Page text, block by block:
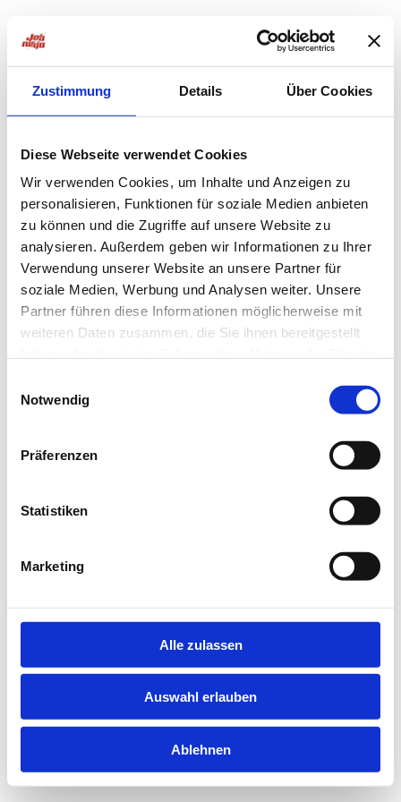
Zustimmung Details Über Cookies
Diese Webseite verwendet Cookies
Wir verwenden Cookies, um Inhalte und Anzeigen zu
personalisieren, Funktionen für soziale Medien anbieten
zu können und die Zugriffe auf unsere Website zu
analysieren. Außerdem geben wir Informationen zu Ihrer
Verwendung unserer Website an unsere Partner für
soziale Medien, Werbung und Analysen weiter. Unsere
Partner führen diese Informationen möglicherweise mit
weiteren Daten zusammen, die Sie ihnen bereitgestellt
Notwendig
Präferenzen
Statistiken
Marketing
Alle zulassen
Auswahl erlauben
Ablehnen
loadingjobninja.com
for more